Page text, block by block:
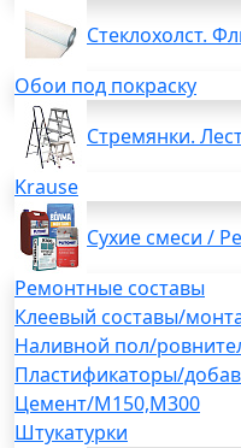
Стеклохолст.
Обои под покраску
Стремянки.
Krause
Сухие смеси /
Ремонтные составы
Клеевый составы/
Наливной пол/
Пластификаторы/
Цемент/М150,М300
Штукатурки